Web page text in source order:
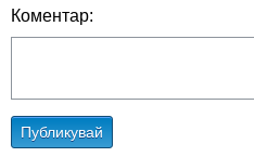
Коментар:
Публикувай